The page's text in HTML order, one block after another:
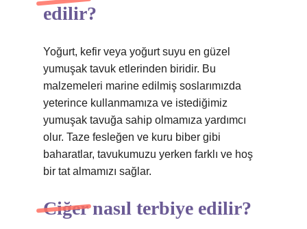
edilir?
Yoğurt, kefir veya yoğurt suyu en güzel
yumuşak tavuk etlerinden biridir. Bu
malzemeleri marine edilmiş soslarımızda
yeterince kullanmamıza ve istediğimiz
yumuşak tavuğa sahip olmamıza yardımcı
olur. Taze fesleğen ve kuru biber gibi
baharatlar, tavukumuzu yerken farklı ve hoş
bir tat almamızı sağlar.
Ciğer nasıl terbiye edilir?